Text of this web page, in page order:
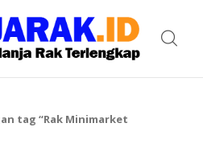
tag “Rak Minimarket